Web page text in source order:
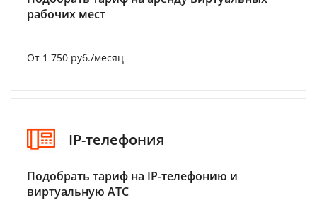
рабочих мест
От 1 750 руб./месяц
IP-телефония
Подобрать тариф на IP-телефонию и
виртуальную АТС